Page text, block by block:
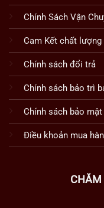
Chính Sách Vận
Cam Kết chất lượng
Chính sách đổi trả
Chính sách bảo trì
Chính sách bảo
Điều khoản mua
CHĂM